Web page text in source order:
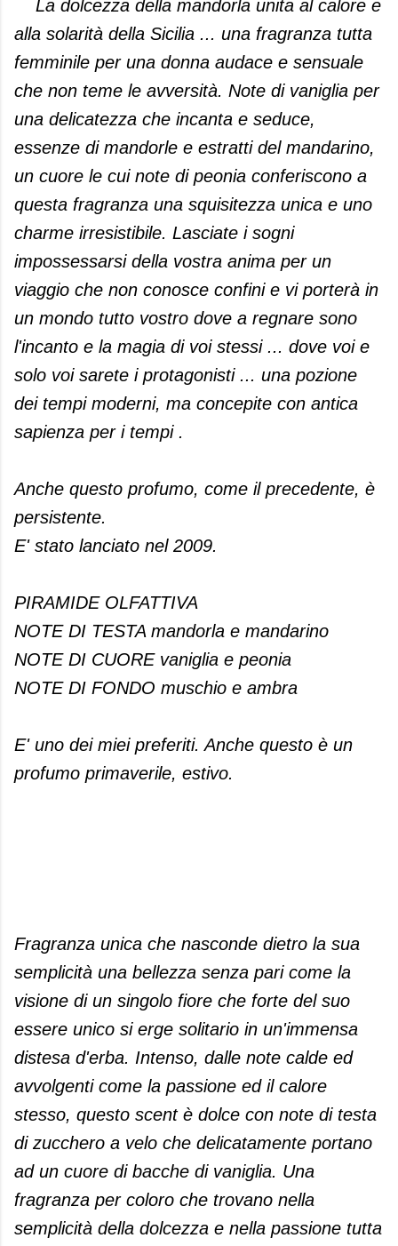
La dolcezza della mandorla unita al calore e
alla solarità della Sicilia ... una fragranza tutta
femminile per una donna audace e sensuale
che non teme le avversità. Note di vaniglia per
una delicatezza che incanta e seduce,
essenze di mandorle e estratti del mandarino,
un cuore le cui note di peonia conferiscono a
questa fragranza una squisitezza unica e uno
charme irresistibile. Lasciate i sogni
impossessarsi della vostra anima per un
viaggio che non conosce confini e vi porterà in
un mondo tutto vostro dove a regnare sono
l'incanto e la magia di voi stessi ... dove voi e
solo voi sarete i protagonisti ... una pozione
dei tempi moderni, ma concepite con antica
sapienza per i tempi .
Anche questo profumo, come il precedente, è
persistente.
E' stato lanciato nel 2009.
PIRAMIDE OLFATTIVA
NOTE DI TESTA mandorla e mandarino
NOTE DI CUORE vaniglia e peonia
NOTE DI FONDO muschio e ambra
E' uno dei miei preferiti. Anche questo è un
profumo primaverile, estivo.
Fragranza unica che nasconde dietro la sua
semplicità una bellezza senza pari come la
visione di un singolo fiore che forte del suo
essere unico si erge solitario in un'immensa
distesa d'erba. Intenso, dalle note calde ed
avvolgenti come la passione ed il calore
stesso, questo scent è dolce con note di testa
di zucchero a velo che delicatamente portano
ad un cuore di bacche di vaniglia. Una
fragranza per coloro che trovano nella
semplicità della dolcezza e nella passione tutta